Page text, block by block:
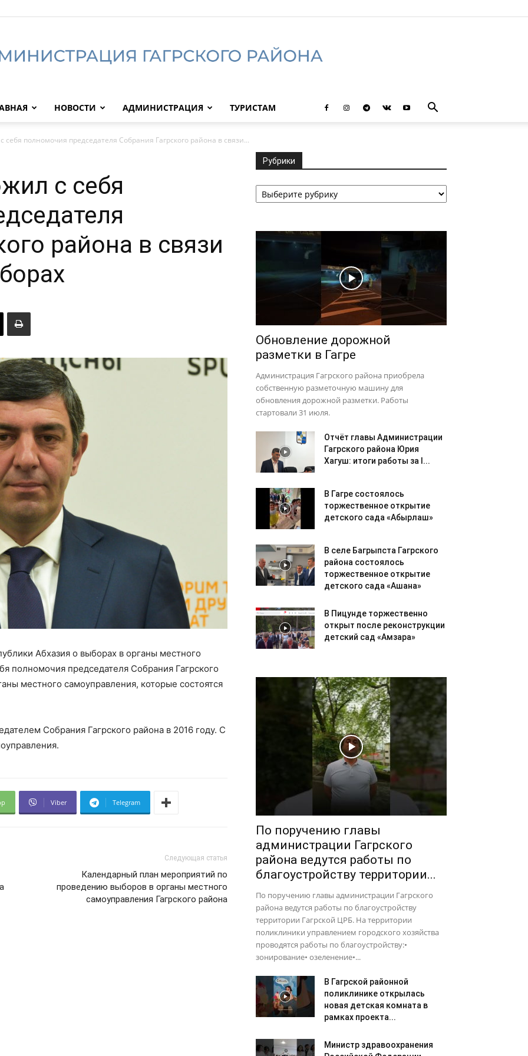
НОВОСТИ АДМИНИСТРАЦИЯ ТУРИСТАМ
себя полномочия председателя Собрания Гагрского района в связи...
с себя
района в связи
Абхазия о выборах в органы местного
полномочия председателя Собрания Гагрского
местного самоуправления, которые состоятся
Собрания Гагрского района в 2016 году. С
Viber Telegram
Следующая статья
Календарный план мероприятий по
проведению выборов в органы местного
самоуправления Гагрского района
Рубрики
Рубрики
Обновление дорожной
разметки в Гагре
Администрация Гагрского района приобрела
собственную разметочную машину для
обновления дорожной разметки. Работы
стартовали 31 июля.
Отчёт главы Администрации
Гагрского района Юрия
Хагуш: итоги работы за I...
В Гагре состоялось
торжественное открытие
детского сада «Абырлаш»
В селе Багрыпста Гагрского
района состоялось
торжественное открытие
детского сада «Ашана»
В Пицунде торжественно
открыт после реконструкции
детский сад «Амзара»
По поручению главы
администрации Гагрского
района ведутся работы по
благоустройству территории...
По поручению главы администрации Гагрского
района ведутся работы по благоустройству
территории Гагрской ЦРБ. На территории
поликлиники управлением городского хозяйства
проводятся работы по благоустройству:•
зонирование• озеленение•...
В Гагрской районной
поликлинике открылась
новая детская комната в
рамках проекта...
Министр здравоохранения